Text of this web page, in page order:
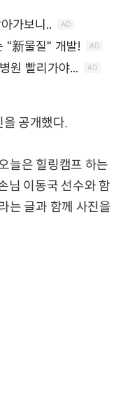
공개했다.
늘은 힐링캠프 하는
님 이동국 선수와 함
는 글과 함께 사진을